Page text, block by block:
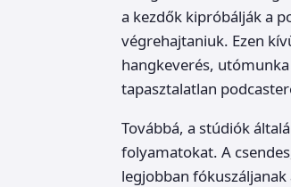
a kezdők kipróbálják a
végrehajtaniuk. Ezen
hangkeverés,
tapasztalatlan
Továbbá, a stúdiók
folyamatokat. A
legjobban